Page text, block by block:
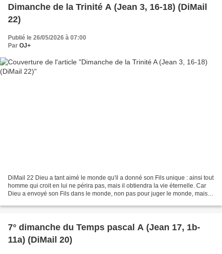
Dimanche de la Trinité A (Jean 3, 16-18) (DiMail
22)
Publié le 26/05/2026 à 07:00
Par OJ+
DiMail 22 Dieu a tant aimé le monde qu'il a donné son Fils unique : ainsi tout
homme qui croit en lui ne périra pas, mais il obtiendra la vie éternelle. Car
Dieu a envoyé son Fils dans le monde, non pas pour juger le monde, mais
7° dimanche du Temps pascal A (Jean 17, 1b-
11a) (DiMail 20)